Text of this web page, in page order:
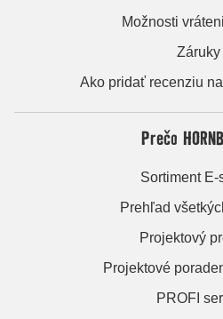
Možnosti
Záruky
Ako pridať recenziu
Prečo
Sortiment E-
Prehľad
Projektový
Projektové
PROFI